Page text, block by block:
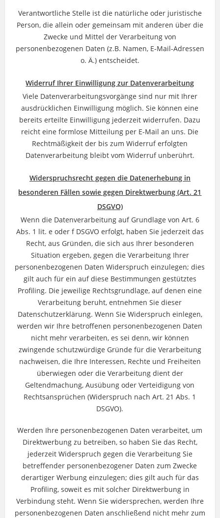
Verantwortliche Stelle ist die natürliche oder juristische
Person, die allein oder gemeinsam mit anderen über die
Zwecke und Mittel der Verarbeitung von
personenbezogenen Daten (z.B. Namen, E-Mail-Adressen
o. Ä.) entscheidet.
Widerruf Ihrer Einwilligung zur Datenverarbeitung
Viele Datenverarbeitungsvorgänge sind nur mit Ihrer
ausdrücklichen Einwilligung möglich. Sie können eine
bereits erteilte Einwilligung jederzeit widerrufen. Dazu
reicht eine formlose Mitteilung per E-Mail an uns. Die
Rechtmäßigkeit der bis zum Widerruf erfolgten
Datenverarbeitung bleibt vom Widerruf unberührt.
Widerspruchsrecht gegen die Datenerhebung in
besonderen Fällen sowie gegen Direktwerbung (Art. 21
DSGVO)
Wenn die Datenverarbeitung auf Grundlage von Art. 6
Abs. 1 lit. e oder f DSGVO erfolgt, haben Sie jederzeit das
Recht, aus Gründen, die sich aus Ihrer besonderen
Situation ergeben, gegen die Verarbeitung Ihrer
personenbezogenen Daten Widerspruch einzulegen; dies
gilt auch für ein auf diese Bestimmungen gestütztes
Profiling. Die jeweilige Rechtsgrundlage, auf denen eine
Verarbeitung beruht, entnehmen Sie dieser
Datenschutzerklärung. Wenn Sie Widerspruch einlegen,
werden wir Ihre betroffenen personenbezogenen Daten
nicht mehr verarbeiten, es sei denn, wir können
zwingende schutzwürdige Gründe für die Verarbeitung
nachweisen, die Ihre Interessen, Rechte und Freiheiten
überwiegen oder die Verarbeitung dient der
Geltendmachung, Ausübung oder Verteidigung von
Rechtsansprüchen (Widerspruch nach Art. 21 Abs. 1
DSGVO).
Werden Ihre personenbezogenen Daten verarbeitet, um
Direktwerbung zu betreiben, so haben Sie das Recht,
jederzeit Widerspruch gegen die Verarbeitung Sie
betreffender personenbezogener Daten zum Zwecke
derartiger Werbung einzulegen; dies gilt auch für das
Profiling, soweit es mit solcher Direktwerbung in
Verbindung steht. Wenn Sie widersprechen, werden Ihre
personenbezogenen Daten anschließend nicht mehr zum